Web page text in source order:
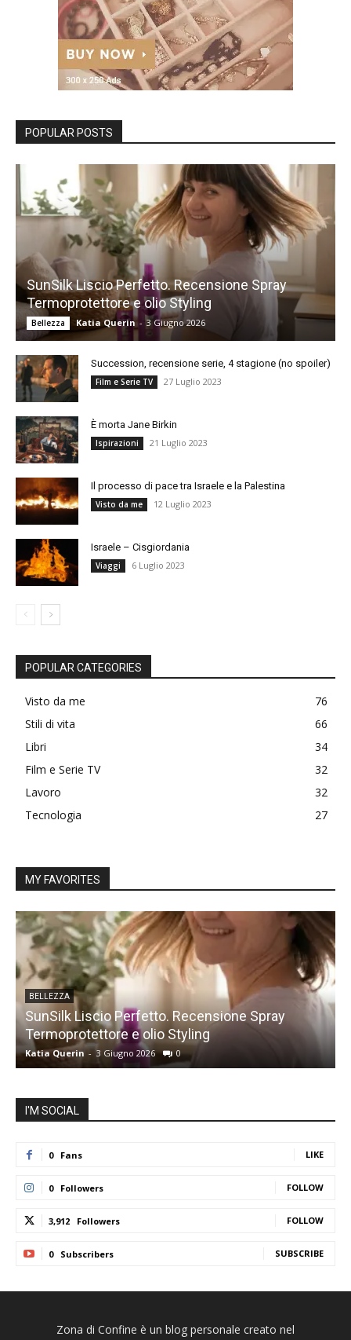
POPULAR POSTS
SunSilk Liscio Perfetto. Recensione Spray
Termoprotettore e olio Styling
Bellezza Katia Querin - 3 Giugno 2026
Succession, recensione serie, 4 stagione (no spoiler)
Film e Serie TV 27 Luglio 2023
È morta Jane Birkin
Ispirazioni 21 Luglio 2023
Il processo di pace tra Israele e la Palestina
Visto da me 12 Luglio 2023
Israele – Cisgiordania
Viaggi 6 Luglio 2023
POPULAR CATEGORIES
Visto da me
76
Stili di vita
66
Libri
34
Film e Serie TV
32
Lavoro
32
Tecnologia
27
MY FAVORITES
BELLEZZA
SunSilk Liscio Perfetto. Recensione Spray
Termoprotettore e olio Styling
Katia Querin - 3 Giugno 2026 0
I'M SOCIAL
0 Fans LIKE
0 Followers FOLLOW
3,912 Followers FOLLOW
0 Subscribers SUBSCRIBE
Zona di Confine è un blog personale creato nel